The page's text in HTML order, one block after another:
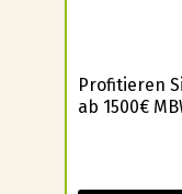
Profitieren
ab 1500€